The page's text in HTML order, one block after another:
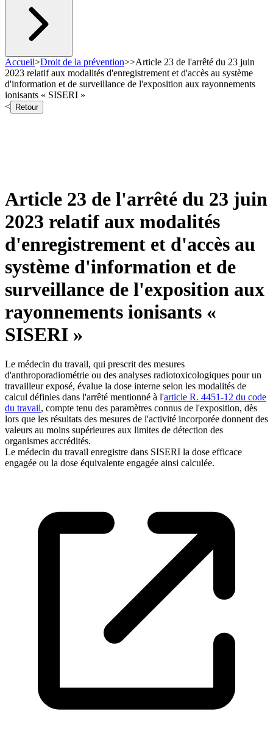
Accueil>Droit de la prévention>>Article 23 de l'arrêté du 23 juin
2023 relatif aux modalités d'enregistrement et d'accès au système
d'information et de surveillance de l'exposition aux rayonnements
ionisants « SISERI »
<
Retour
Article 23 de l'arrêté du 23 juin
2023 relatif aux modalités
d'enregistrement et d'accès au
système d'information et de
surveillance de l'exposition aux
rayonnements ionisants «
SISERI »
Le médecin du travail, qui prescrit des mesures
d'anthroporadiométrie ou des analyses radiotoxicologiques pour un
travailleur exposé, évalue la dose interne selon les modalités de
calcul définies dans l'arrêté mentionné à l'article R. 4451-12 du code
du travail, compte tenu des paramètres connus de l'exposition, dès
lors que les résultats des mesures de l'activité incorporée donnent des
valeurs au moins supérieures aux limites de détection des
organismes accrédités.
Le médecin du travail enregistre dans SISERI la dose efficace
engagée ou la dose équivalente engagée ainsi calculée.